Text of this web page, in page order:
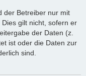
der Betreiber nur mit
gilt nicht, sofern er
der Daten (z.
ist oder die Daten zur
sind.